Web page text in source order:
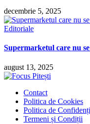
decembrie 5, 2025
Editoriale
Supermarketul care nu
august 13, 2025
Contact
Politica de Cookies
Politica de
Termeni și Condiții